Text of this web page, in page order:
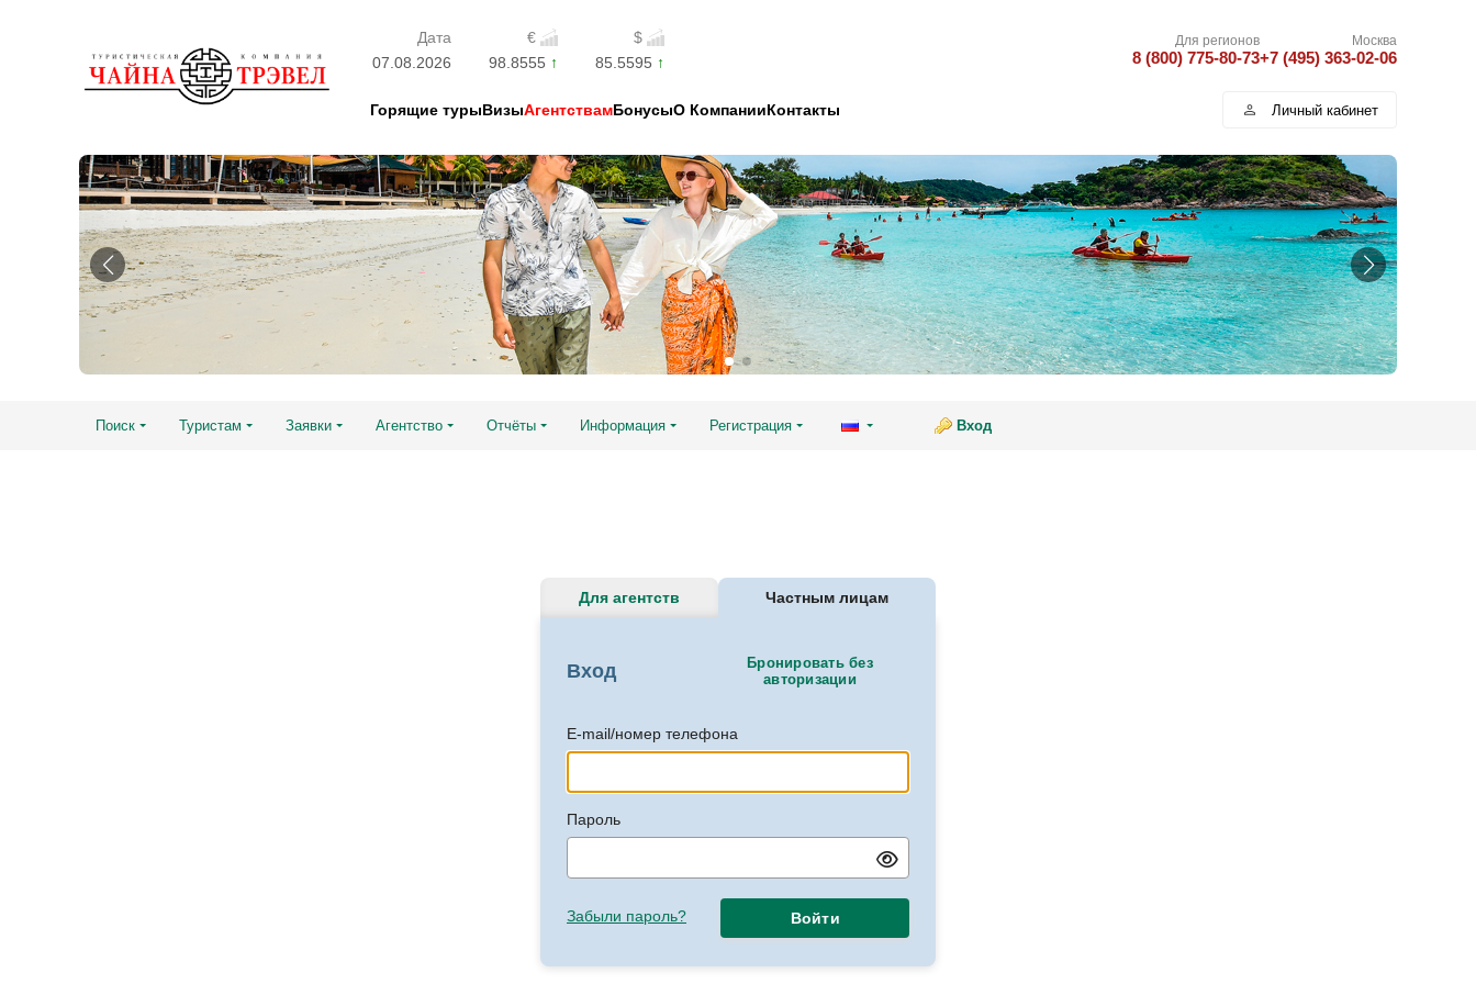
Дата €
$
07.08.2026
98.8555 85.5595
Для регионов
8 (800) 775-80-73
Москва
+7 (495) 363-02-06
Горящие турыВизыАгентствамБонусыО КомпанииКонтакты Личный кабинет
Поиск Туристам Заявки Агентство Отчёты Информация Регистрация Вход
Частным лицам
Для агентств
Вход
Бронировать без
авторизации
E-mail/номер телефона
Пароль
Забыли пароль? Войти